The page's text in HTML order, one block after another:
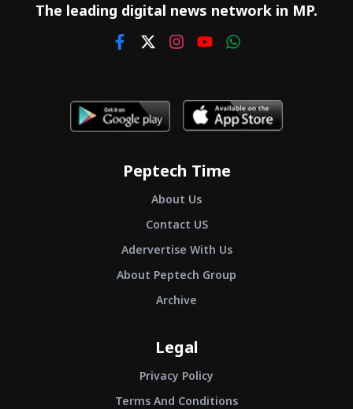
The leading digital news network in MP.
Peptech Time
About Us
Contact US
Adervertise With Us
About Peptech Group
Archive
Legal
Privacy Policy
Terms And Conditions